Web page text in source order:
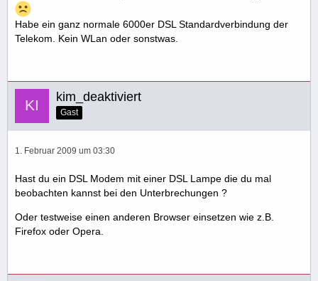
Habe ein ganz normale 6000er DSL Standardverbindung der
Telekom. Kein WLan oder sonstwas.
kim_deaktiviert
Gast
1. Februar 2009 um 03:30
Hast du ein DSL Modem mit einer DSL Lampe die du mal
beobachten kannst bei den Unterbrechungen ?
Oder testweise einen anderen Browser einsetzen wie z.B.
Firefox oder Opera.